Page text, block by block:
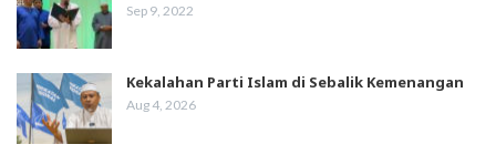
Sep 9, 2022
Kekalahan Parti Islam di Sebalik Kemenangan
Aug 4, 2026